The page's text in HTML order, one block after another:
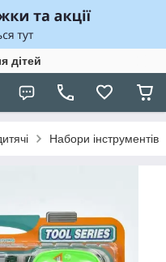
дітей
Набори інструментів